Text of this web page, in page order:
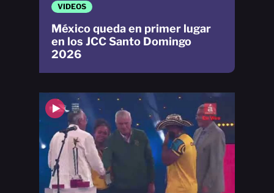
VIDEOS
México queda en primer lugar
en los JCC Santo Domingo
2026